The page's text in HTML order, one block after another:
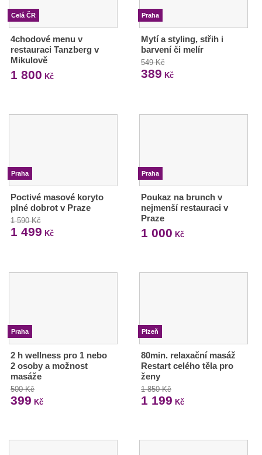
Celá ČR
4chodové menu v
restauraci Tanzberg v
Mikulově
1 800 Kč
Praha
Mytí a styling, střih i
barvení či melír
549 Kč
389 Kč
Praha
Poctivé masové koryto
plné dobrot v Praze
1 590 Kč
1 499 Kč
Praha
Poukaz na brunch v
nejmenší restauraci v
Praze
1 000 Kč
Praha
2 h wellness pro 1 nebo
2 osoby a možnost
masáže
500 Kč
399 Kč
Plzeň
80min. relaxační masáž
Restart celého těla pro
ženy
1 850 Kč
1 199 Kč